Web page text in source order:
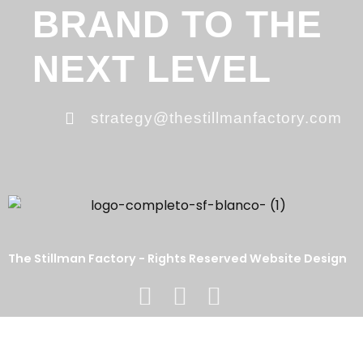
BRAND TO THE
NEXT LEVEL
strategy@thestillmanfactory.com
The Stillman Factory - Rights Reserved Website Design